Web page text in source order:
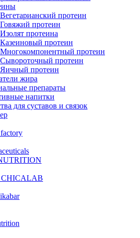
Вегетарианский протеин
Говяжий протеин
Изолят протеина
Казеиновый протеин
Многокомпонентный протеин
Сывороточный протеин
Яичный протеин
жира
препараты
напитки
для суставов и связок
CHICALAB